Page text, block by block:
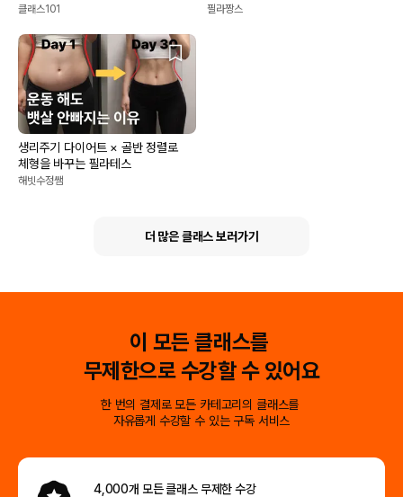
클래스101 필라짱스
생리주기 다이어트 × 골반 정렬로
체형을 바꾸는 필라테스
해빗수정쌤
더 많은 클래스 보러가기
이 모든 클래스를
무제한으로 수강할 수 있어요
한 번의 결제로 모든 카테고리의 클래스를
자유롭게 수강할 수 있는 구독 서비스
4,000개 모든 클래스 무제한 수강